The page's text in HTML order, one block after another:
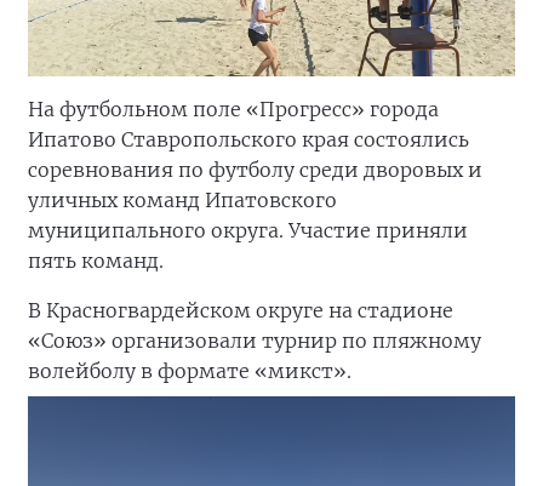
На футбольном поле «Прогресс» города
Ипатово Ставропольского края состоялись
соревнования по футболу среди дворовых и
уличных команд Ипатовского
муниципального округа. Участие приняли
пять команд.
В Красногвардейском округе на стадионе
«Союз» организовали турнир по пляжному
волейболу в формате «микст».